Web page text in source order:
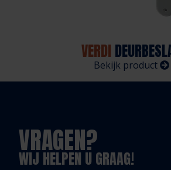
VERDI
Bekijk product
VRAGEN?
WIJ HELPEN U GRAAG!